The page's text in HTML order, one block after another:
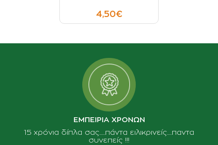
4,50€
ΕΜΠΕΙΡΙΑ ΧΡΟΝΩΝ
15 χρόνια δίπλα σας......πάντα ειλικρινείς.....παντα
συνεπείς !!!